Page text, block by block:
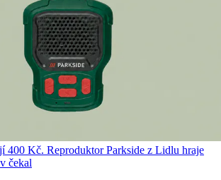
400 Kč. Reproduktor Parkside z Lidlu hraje
čekal